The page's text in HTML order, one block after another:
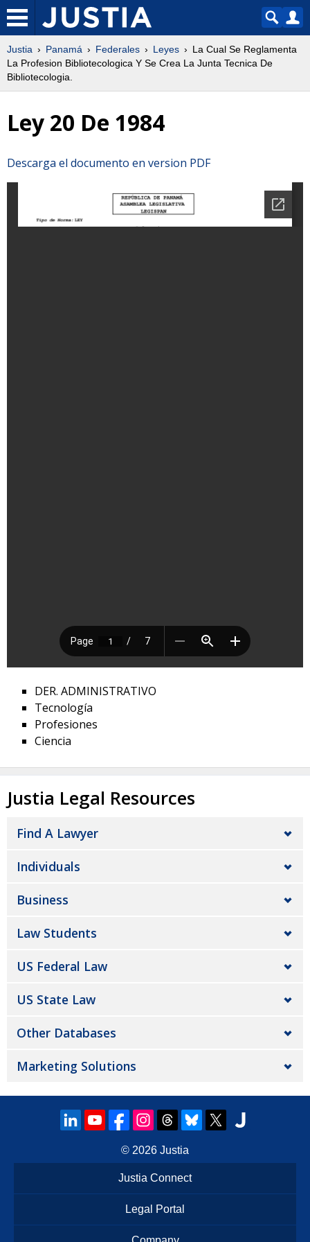
Justia Panamá Federales Leyes
La Cual Se Reglamenta
La Profesion Bibliotecologica Y Se Crea La Junta Tecnica De
Bibliotecologia.
Ley 20 De 1984
Descarga el documento en version PDF
DER. ADMINISTRATIVO
Tecnología
Profesiones
Ciencia
Justia Legal Resources
Find A Lawyer
Individuals
Business
Law Students
US Federal Law
US State Law
Other Databases
Marketing Solutions
© 2026 Justia
Justia Connect
Legal Portal